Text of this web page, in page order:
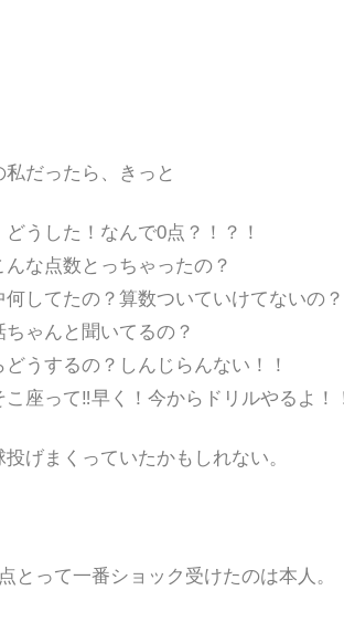
私だったら、きっと
どうした！なんで0点？！？！
んな点数とっちゃったの？
何してたの？算数ついていけてないの？
ちゃんと聞いてるの？
どうするの？しんじらんない！！
こ座って‼早く！今からドリルやるよ！
投げまくっていたかもしれない。
とって一番ショック受けたのは本人。